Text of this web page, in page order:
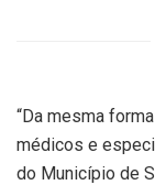
“Da mesma
médicos e
do Município de